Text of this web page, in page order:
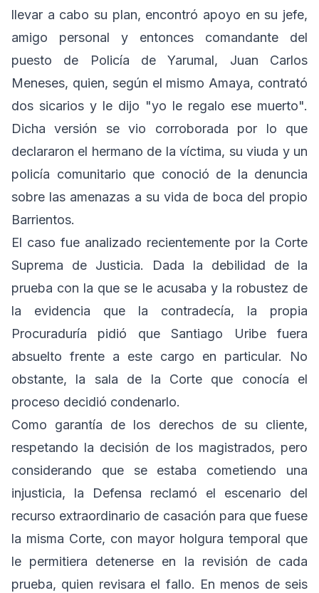
llevar a cabo su plan, encontró apoyo en su jefe,
amigo personal y entonces comandante del
puesto de Policía de Yarumal, Juan Carlos
Meneses, quien, según el mismo Amaya, contrató
dos sicarios y le dijo "yo le regalo ese muerto".
Dicha versión se vio corroborada por lo que
declararon el hermano de la víctima, su viuda y un
policía comunitario que conoció de la denuncia
sobre las amenazas a su vida de boca del propio
Barrientos.
El caso fue analizado recientemente por la Corte
Suprema de Justicia. Dada la debilidad de la
prueba con la que se le acusaba y la robustez de
la evidencia que la contradecía, la propia
Procuraduría pidió que Santiago Uribe fuera
absuelto frente a este cargo en particular. No
obstante, la sala de la Corte que conocía el
proceso decidió condenarlo.
Como garantía de los derechos de su cliente,
respetando la decisión de los magistrados, pero
considerando que se estaba cometiendo una
injusticia, la Defensa reclamó el escenario del
recurso extraordinario de casación para que fuese
la misma Corte, con mayor holgura temporal que
le permitiera detenerse en la revisión de cada
prueba, quien revisara el fallo. En menos de seis